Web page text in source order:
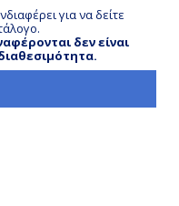
18:00
για να δείτε
δεν είναι